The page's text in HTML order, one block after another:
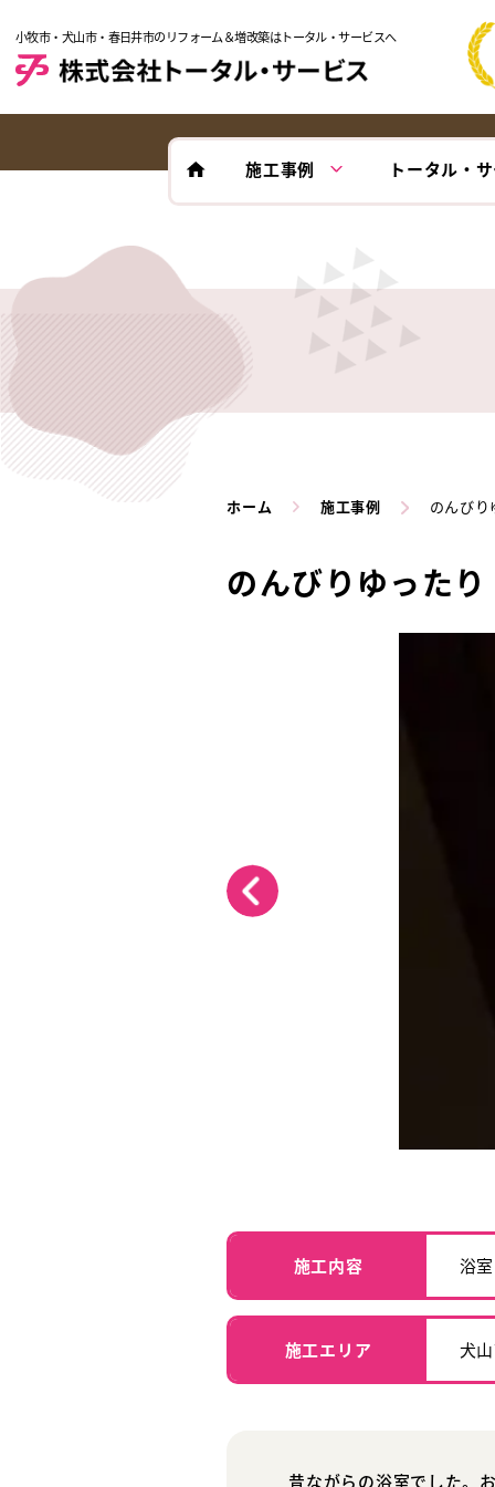
小牧市・犬山市・春日井市のリフォーム＆増改築はトータル・サービスへ
施工事例 トータル・
ホーム 施工事例 のんび
のんびりゆったり
施工内容 浴
施工エリア 犬
昔ながらの浴室でした。